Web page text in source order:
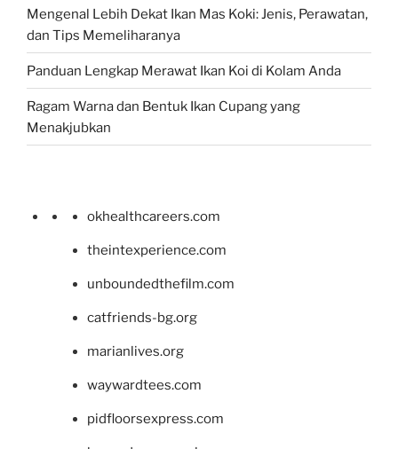
Mengenal Lebih Dekat Ikan Mas Koki: Jenis, Perawatan,
dan Tips Memeliharanya
Panduan Lengkap Merawat Ikan Koi di Kolam Anda
Ragam Warna dan Bentuk Ikan Cupang yang
Menakjubkan
okhealthcareers.com
theintexperience.com
unboundedthefilm.com
catfriends-bg.org
marianlives.org
waywardtees.com
pidfloorsexpress.com